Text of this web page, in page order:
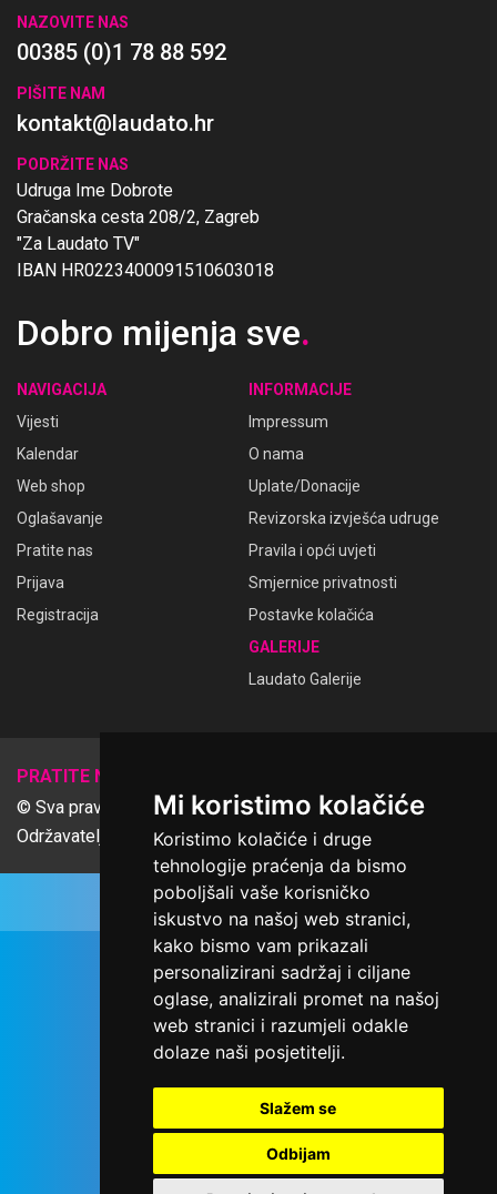
Mi koristimo kolačiće
Koristimo kolačiće i druge
tehnologije praćenja da bismo
poboljšali vaše korisničko
iskustvo na našoj web stranici,
kako bismo vam prikazali
personalizirani sadržaj i ciljane
oglase, analizirali promet na našoj
web stranici i razumjeli odakle
dolaze naši posjetitelji.
Slažem se
Odbijam
NAZOVITE NAS
00385 (0)1 78 88 592
PIŠITE NAM
kontakt@laudato.hr
PODRŽITE NAS
Udruga Ime Dobrote
Gračanska cesta 208/2, Zagreb
"Za Laudato TV"
IBAN HR0223400091510603018
Dobro mijenja sve.
NAVIGACIJA
Vijesti
Kalendar
Web shop
Oglašavanje
Pratite nas
Prijava
Registracija
INFORMACIJE
Impressum
O nama
Uplate/Donacije
Revizorska izvješća udruge
Pravila i opći uvjeti
Smjernice privatnosti
Postavke kolačića
GALERIJE
Laudato Galerije
PRATITE NAS
© Sva prava pridržana Udruga Ime dobrote
Održavatelj Netcom d.o.o., Riva 6, Rijeka